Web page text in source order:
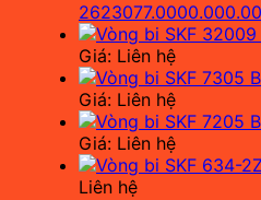
Giá: Liên hệ
Giá: Liên hệ
Giá: Liên hệ
Liên hệ